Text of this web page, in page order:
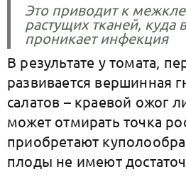
Это приводит к
растущих тканей, куда
проникает инфекция
В результате у томата,
развивается вершинная
салатов – краевой ожог
может отмирать точка
приобретают
плоды не имеют